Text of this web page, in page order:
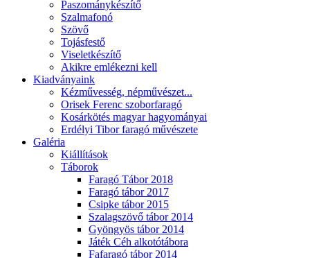
Paszománykészítő
Szalmafonó
Szövő
Tojásfestő
Viseletkészítő
Akikre emlékezni kell
Kiadványaink
Kézművesség, népművészet...
Orisek Ferenc szoborfaragó
Kosárkötés magyar hagyományai
Erdélyi Tibor faragó művészete
Galéria
Kiállítások
Táborok
Faragó Tábor 2018
Faragó tábor 2017
Csipke tábor 2015
Szalagszövő tábor 2014
Gyöngyös tábor 2014
Játék Céh alkotótábora
Fafaragó tábor 2014